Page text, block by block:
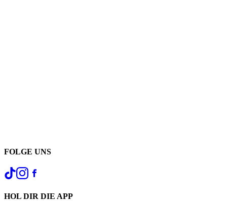
FOLGE UNS
HOL DIR DIE APP